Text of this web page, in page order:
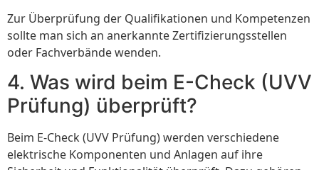
Zur Überprüfung der Qualifikationen und Kompetenzen
sollte man sich an anerkannte Zertifizierungsstellen
oder Fachverbände wenden.
4. Was wird beim E-Check (UVV
Prüfung) überprüft?
Beim E-Check (UVV Prüfung) werden verschiedene
elektrische Komponenten und Anlagen auf ihre